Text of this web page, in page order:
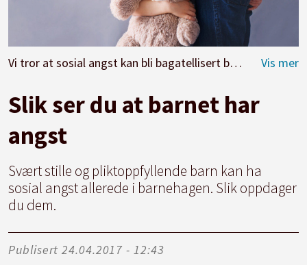
Vi tror at sosial angst kan bli bagatellisert både fra barnehagepersonalet og i samfunnet. Er barnehageansatte redde for å ta det opp, eller er det fordi de har for liten kunnskap til å skille mellom angst og sjenanse? spør artikkelforfatterne. Foto: Fotolia.com
Slik ser du at barnet har
angst
Svært stille og pliktoppfyllende barn kan ha
sosial angst allerede i barnehagen. Slik oppdager
du dem.
Publisert
24.04.2017 - 12:43